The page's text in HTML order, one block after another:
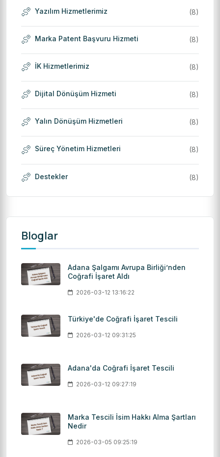
Yazılım Hizmetlerimiz (8)
Marka Patent Başvuru Hizmeti (8)
İK Hizmetlerimiz (8)
Dijital Dönüşüm Hizmeti (8)
Yalın Dönüşüm Hizmetleri (8)
Süreç Yönetim Hizmetleri (8)
Destekler (8)
Bloglar
Adana Şalgamı Avrupa Birliği’nden
Coğrafi İşaret Aldı
2026-03-12 13:16:22
Türkiye'de Coğrafi İşaret Tescili
2026-03-12 09:31:25
Adana'da Coğrafi İşaret Tescili
2026-03-12 09:27:19
Marka Tescili İsim Hakkı Alma Şartları
Nedir
2026-03-05 09:25:19